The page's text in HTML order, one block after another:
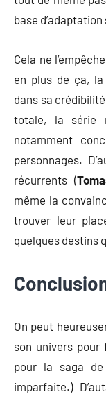
base
Cela ne
en plus de ça,
dans sa
totale, la série
notamment
personnages.
récurrents (
même la
trouver leur
quelques destins
On peut
son univers
pour la saga
imparfaite.)